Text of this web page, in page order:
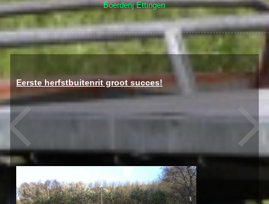
Boerderij Ettingen
Eerste herfstbuitenrit groot succes!